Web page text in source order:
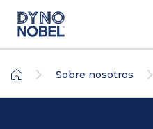
Sobre nosotros